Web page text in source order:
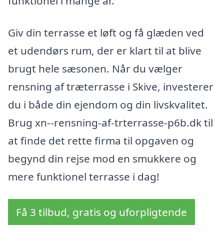
Giv din terrasse et løft og få glæden ved
et udendørs rum, der er klart til at blive
brugt hele sæsonen. Når du vælger
rensning af træterrasse i Skive, investerer
du i både din ejendom og din livskvalitet.
Brug xn--rensning-af-trterrasse-p6b.dk til
at finde det rette firma til opgaven og
begynd din rejse mod en smukkere og
mere funktionel terrasse i dag!
Få 3 tilbud, gratis og uforpligtende